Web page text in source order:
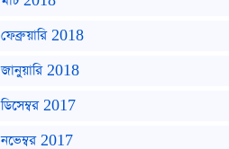
ফেব্রুয়ারি 2018
জানুয়ারি 2018
ডিসেম্বর 2017
নভেম্বর 2017